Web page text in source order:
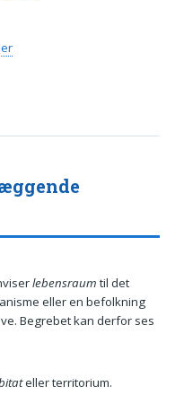
lebensraum til det
eller en befolkning
Begrebet kan derfor ses
eller territorium.